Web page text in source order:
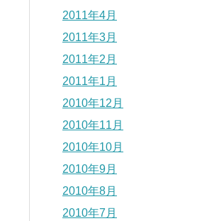
2011年4月
2011年3月
2011年2月
2011年1月
2010年12月
2010年11月
2010年10月
2010年9月
2010年8月
2010年7月